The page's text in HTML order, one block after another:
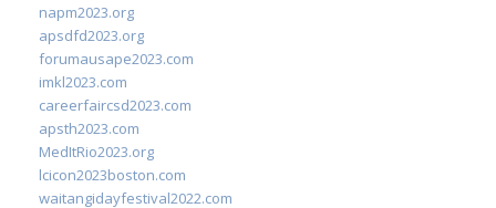
napm2023.org
apsdfd2023.org
forumausape2023.com
imkl2023.com
careerfaircsd2023.com
apsth2023.com
MedItRio2023.org
lcicon2023boston.com
waitangidayfestival2022.com